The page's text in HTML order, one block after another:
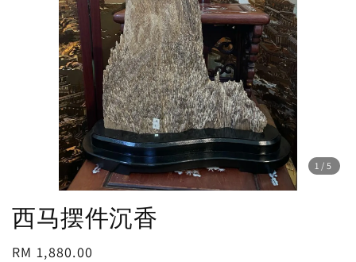
1 /5
西马摆件沉香
Regular
RM 1,880.00